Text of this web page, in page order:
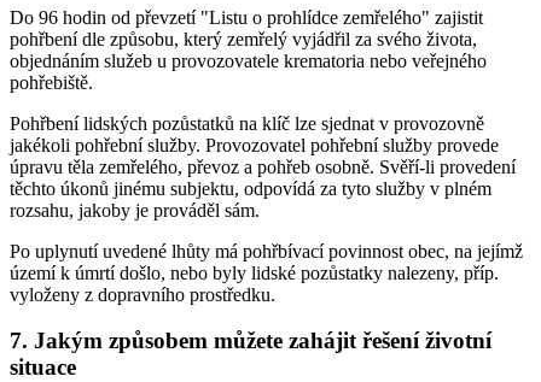
Do 96 hodin od převzetí "Listu o prohlídce zemřelého" zajistit
pohřbení dle způsobu, který zemřelý vyjádřil za svého života,
objednáním služeb u provozovatele krematoria nebo veřejného
pohřebiště.
Pohřbení lidských pozůstatků na klíč lze sjednat v provozovně
jakékoli pohřební služby. Provozovatel pohřební služby provede
úpravu těla zemřelého, převoz a pohřeb osobně. Svěří-li provedení
těchto úkonů jinému subjektu, odpovídá za tyto služby v plném
rozsahu, jakoby je prováděl sám.
Po uplynutí uvedené lhůty má pohřbívací povinnost obec, na jejímž
území k úmrtí došlo, nebo byly lidské pozůstatky nalezeny, příp.
vyloženy z dopravního prostředku.
7. Jakým způsobem můžete zahájit řešení životní
situace